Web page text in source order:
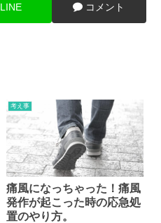
LINE コメント
考え事
痛風になっちゃった！痛風
発作が起こった時の応急処
置のやり方。